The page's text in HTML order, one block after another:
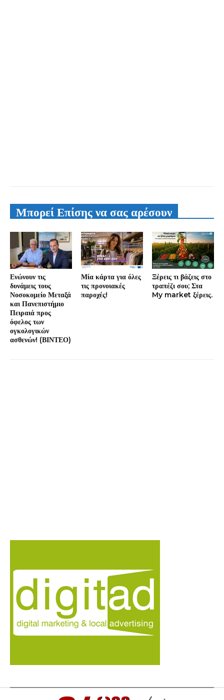
Μπορεί Επίσης να σας αρέσουν
Ενώνουν τις
δυνάμεις τους
Νοσοκομείο Μεταξά
και Πανεπιστήμιο
Πειραιά προς
όφελος των
ογκολογικών
ασθενών! (ΒΙΝΤΕΟ)
Μία κάρτα για όλες
τις προνοιακές
παροχές!
Ξέρεις τι βάζεις στο
τραπέζι σου; Στα
My market ξέρεις.